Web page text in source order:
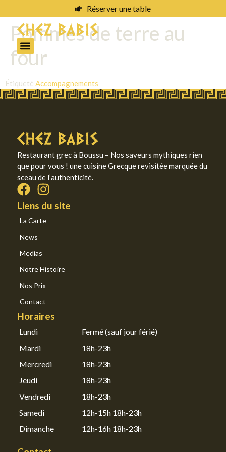
Réserver une table
Pommes de terre au
four
Étiqueté Accompagnements
Restaurant grec à Boussu – Nos saveurs mythiques rien
que pour vous ! une cuisine Grecque revisitée marquée du
sceau de l’authenticité.
Liens du site
La Carte
News
Medias
Notre Histoire
Nos Prix
Contact
Horaires
Lundi
Fermé (sauf jour férié)
Mardi
18h-23h
Mercredi
18h-23h
Jeudi
18h-23h
Vendredi
18h-23h
Samedi
12h-15h 18h-23h
Dimanche
12h-16h 18h-23h